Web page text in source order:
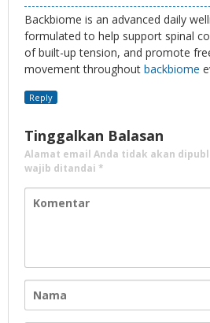
Backbiome is an advanced daily
formulated to help support spinal
of built-up tension, and promote
movement throughout backbiome
Reply
Tinggalkan Balasan
Alamat email Anda tidak akan
wajib ditandai *